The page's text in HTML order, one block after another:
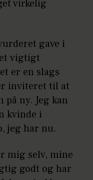
virkelig
gave i
vigtigt
er en slags
inviteret til at
ny. Jeg kan
kvinde i
jeg har nu.
mig selv, mine
godt og har